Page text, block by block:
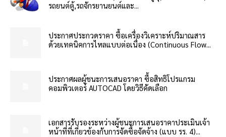
รถยนต์ตู้,รถจักรยานยนต์และ...
ประกาศประกวดราคา ซื้อเครื่องวิเคราะห์ปริมาณสาร
ด้วยเทคนิคการไหลแบบต่อเนื่อง (Continuous Flow...
ประกาศผลผู้ชนะการเสนอราคา ซื้อสิทธิโปรแกรม
คอมพิวเตอร์ AUTOCAD โดยวิธีคัดเลือก
เอกสารรับรองระหว่างผู้ชนะการเสนอราคาประเมินเจ้า
หน้าที่ที่เกี่ยวข้องกับการจัดซื้อจัดจ้าง (แบบ รร. 4)...